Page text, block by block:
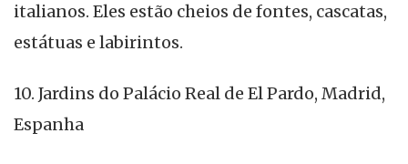
italianos. Eles estão cheios de fontes, cascatas,
estátuas e labirintos.
10. Jardins do Palácio Real de El Pardo, Madrid,
Espanha